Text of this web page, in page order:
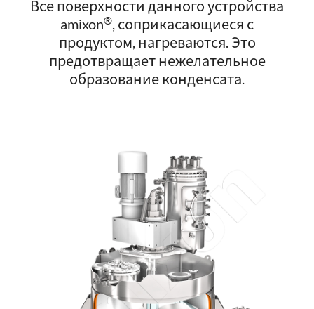
Все поверхности данного устройства
amixon®, соприкасающиеся с
продуктом, нагреваются. Это
предотвращает нежелательное
образование конденсата.